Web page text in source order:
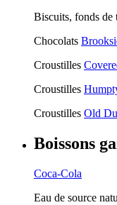
Biscuits, fonds de
Chocolats
Croustilles
Croustilles
Croustilles Old
Boissons
Coca-Cola
Eau de source